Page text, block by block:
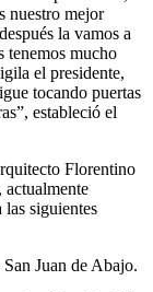
nuestro mejor
la vamos a
tenemos mucho
el presidente,
tocando puertas
estableció el
Florentino
actualmente
las siguientes
Juan de Abajo.